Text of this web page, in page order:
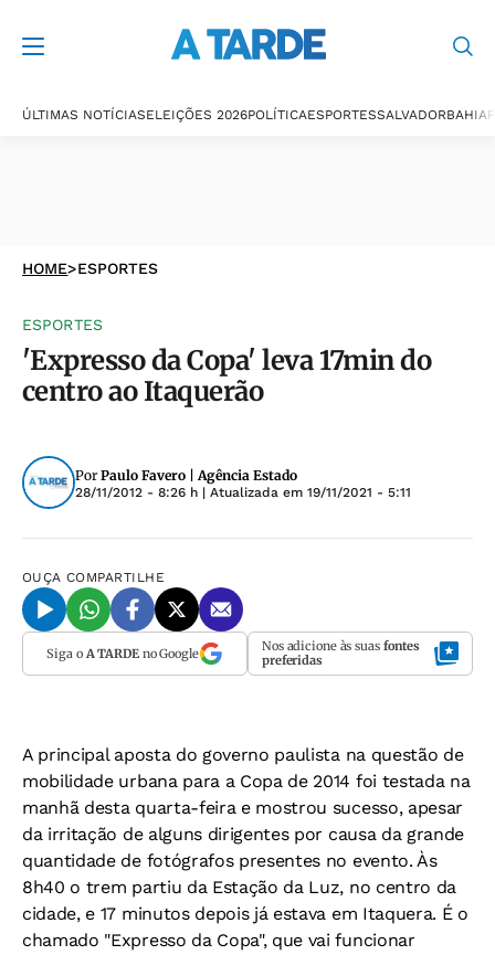
ÚLTIMAS NOTÍCIASELEIÇÕES 2026POLÍTICAESPORTESSALVADORBAHIA
HOME>ESPORTES
ESPORTES
'Expresso da Copa' leva 17min do
centro ao Itaquerão
Por Paulo Favero | Agência Estado
28/11/2012 - 8:26 h | Atualizada em 19/11/2021 - 5:11
OUÇA COMPARTILHE
Siga o A TARDEno Google Nos adicione às suas fontes
preferidas
A principal aposta do governo paulista na questão de
mobilidade urbana para a Copa de 2014 foi testada na
manhã desta quarta-feira e mostrou sucesso, apesar
da irritação de alguns dirigentes por causa da grande
quantidade de fotógrafos presentes no evento. Às
8h40 o trem partiu da Estação da Luz, no centro da
cidade, e 17 minutos depois já estava em Itaquera. É o
chamado "Expresso da Copa", que vai funcionar